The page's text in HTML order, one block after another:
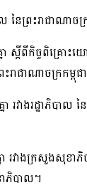
ល ​នៃ​ព្រះរាជាណា
ពី​កិច្ច​ពិគ្រោះ​យ
រាជាណាចក្រ​កម្ពុជ
ាង​រដ្ឋាភិបាល ន
វាង​ក្រសួងសុខាភិ
ភិបាល​។​